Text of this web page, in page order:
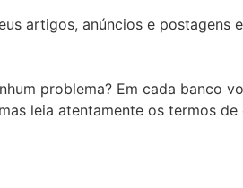
artigos, anúncios e postagens
problema? Em cada banco
leia atentamente os termos de